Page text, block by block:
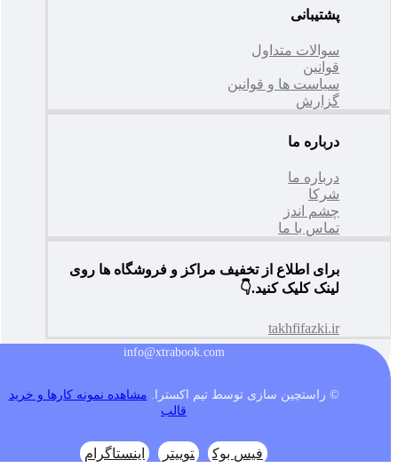
پشتیبانی
سوالات متداول
قوانین
سیاست ها و قوانین
گزارش
درباره ما
درباره ما
شرکا
چشم اندز
تماس با ما
برای اطلاع از تخفیف مراکز و فروشگاه ها روی
لینک کلیک کنید.👇
takhfifazki.ir
info@xtrabook.com
© راستچین سازی توسط تیم اکسترا. مشاهده نمونه کارها و خرید
قالب
فیس بوک توییتر اینستاگرام